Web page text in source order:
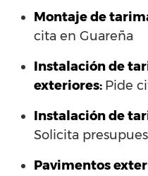
Montaje de
cita en Guareña
Instalación de
exteriores: Pide
Instalación de
Solicita
Pavimentos